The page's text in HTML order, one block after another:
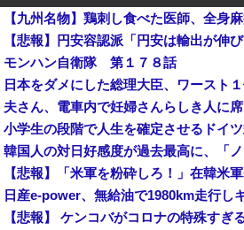
声優の声でAI動画作ってる人達、終了へ
モンハン自衛隊 第１７８話